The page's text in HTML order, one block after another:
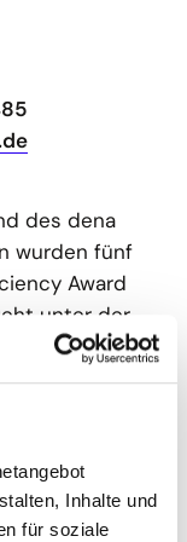
Inhalte und
für soziale
des dena
wurden fünf
Award
unter der